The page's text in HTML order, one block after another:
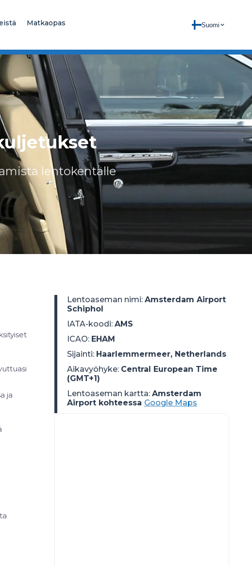
Matkaopas Suomi
lentokentälle
ja
Lentoaseman nimi: Amsterdam Airport
Schiphol
IATA-koodi: AMS
ICAO: EHAM
Sijainti: Haarlemmermeer, Netherlands
Aikavyöhyke: Central European Time
(GMT+1)
Lentoaseman kartta: Amsterdam
Airport kohteessa Google Maps